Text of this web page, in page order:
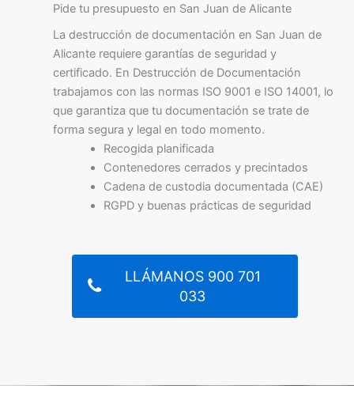
Pide tu presupuesto en San Juan de Alicante
La destrucción de documentación en San Juan de
Alicante requiere garantías de seguridad y
certificado. En Destrucción de Documentación
trabajamos con las normas ISO 9001 e ISO 14001, lo
que garantiza que tu documentación se trate de
forma segura y legal en todo momento.
Recogida planificada
Contenedores cerrados y precintados
Cadena de custodia documentada (CAE)
RGPD y buenas prácticas de seguridad
LLÁMANOS 900 701
033